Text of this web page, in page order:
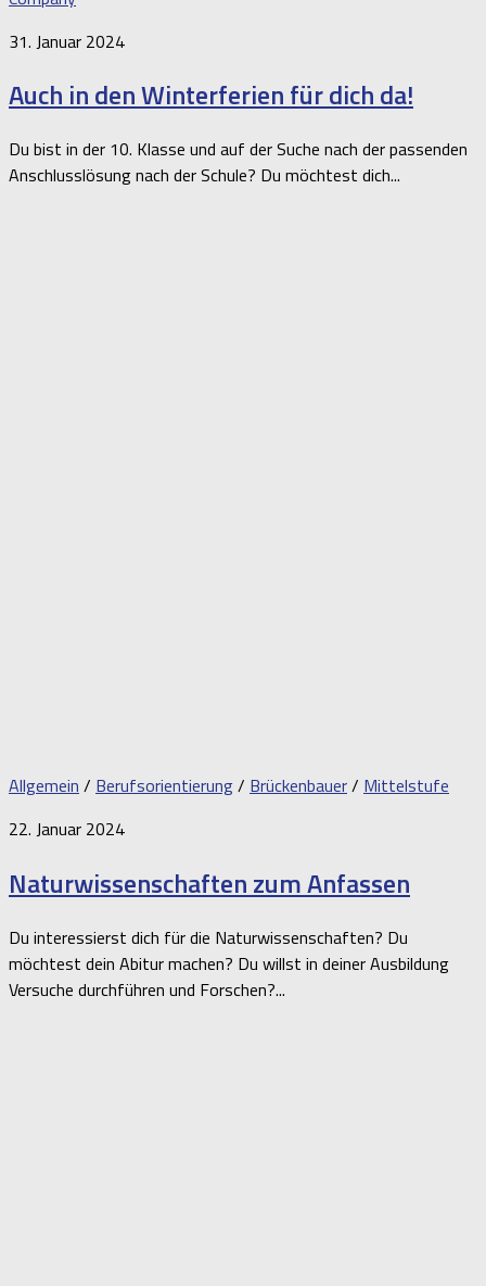
31. Januar 2024
Auch in den Winterferien für dich da!
Du bist in der 10. Klasse und auf der Suche nach der passenden
Anschlusslösung nach der Schule? Du möchtest dich...
Allgemein / Berufsorientierung/ Brückenbauer/ Mittelstufe
22. Januar 2024
Naturwissenschaften zum Anfassen
Du interessierst dich für die Naturwissenschaften? Du
möchtest dein Abitur machen? Du willst in deiner Ausbildung
Versuche durchführen und Forschen?...